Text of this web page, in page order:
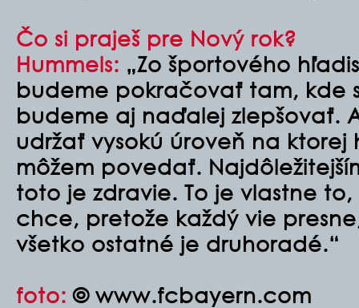
Čo si praješ pre Nový rok?
Hummels: „Zo športového
budeme pokračovať tam, kde
budeme aj naďalej zlepšovať.
udržať vysokú úroveň na ktorej
môžem povedať.
toto je zdravie. To je vlastne
chce, pretože každý vie
všetko ostatné je druhoradé.“
foto: © www.fcbayern.com